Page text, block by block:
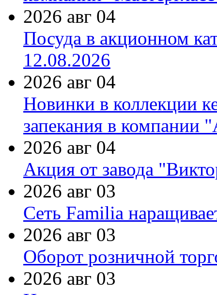
2026 авг 04
Посуда в акционном
12.08.2026
2026 авг 04
Новинки в коллекции
запекания в компании
2026 авг 04
Акция от завода
2026 авг 03
Сеть Familia
2026 авг 03
Оборот розничной
2026 авг 03